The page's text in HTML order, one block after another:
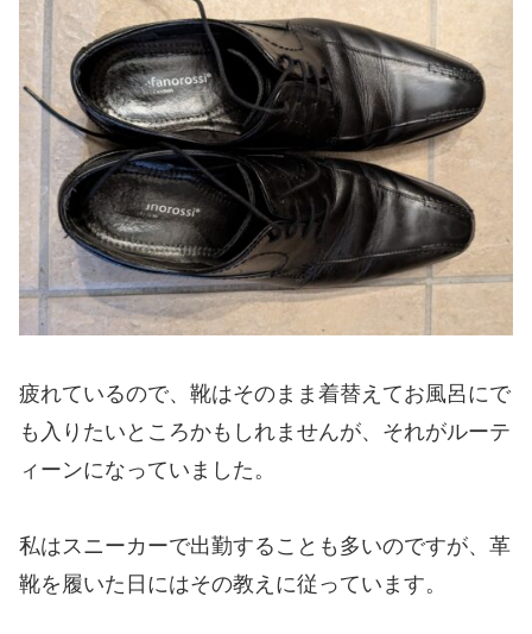
疲れているので、靴はそのまま着替えてお風呂にで
も入りたいところかもしれませんが、それがルーテ
ィーンになっていました。
私はスニーカーで出勤することも多いのですが、革
靴を履いた日にはその教えに従っています。